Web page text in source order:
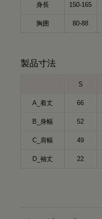
身長 150-165
胸囲 80-88
製品寸法
S
A_着丈 66
B_身幅 52
C_肩幅 49
D_袖丈 22